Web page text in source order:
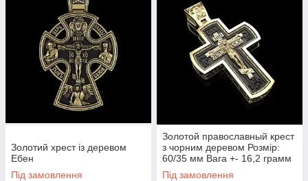
Золотий хрест із деревом
Ебен
Під замовлення
Золотой православный крест
з чорним деревом Розмір:
60/35 мм Вага +- 16,2 грамм
Під замовлення